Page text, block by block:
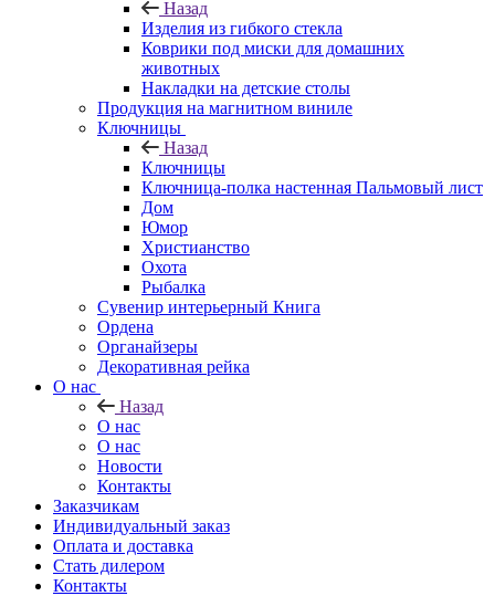
Назад
Изделия из гибкого стекла
Коврики под миски для домашних
животных
Накладки на детские столы
Продукция на магнитном виниле
Ключницы
Назад
Ключницы
Ключница-полка настенная Пальмовый лист
Дом
Юмор
Христианство
Охота
Рыбалка
Сувенир интерьерный Книга
Ордена
Органайзеры
Декоративная рейка
О нас
Назад
О нас
О нас
Новости
Контакты
Заказчикам
Индивидуальный заказ
Оплата и доставка
Стать дилером
Контакты